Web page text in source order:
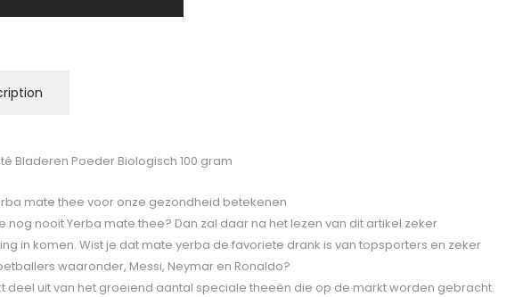
Bladeren Poeder Biologisch 100 gram
mate thee voor onze gezondheid betekenen
nog nooit Yerba mate thee? Dan zal daar na het lezen van dit artikel zeker
in komen. Wist je dat mate yerba de favoriete drank is van topsporters en zeker
waaronder, Messi, Neymar en Ronaldo?
deel uit van het groeiend aantal speciale theeën die op de markt worden gebracht.